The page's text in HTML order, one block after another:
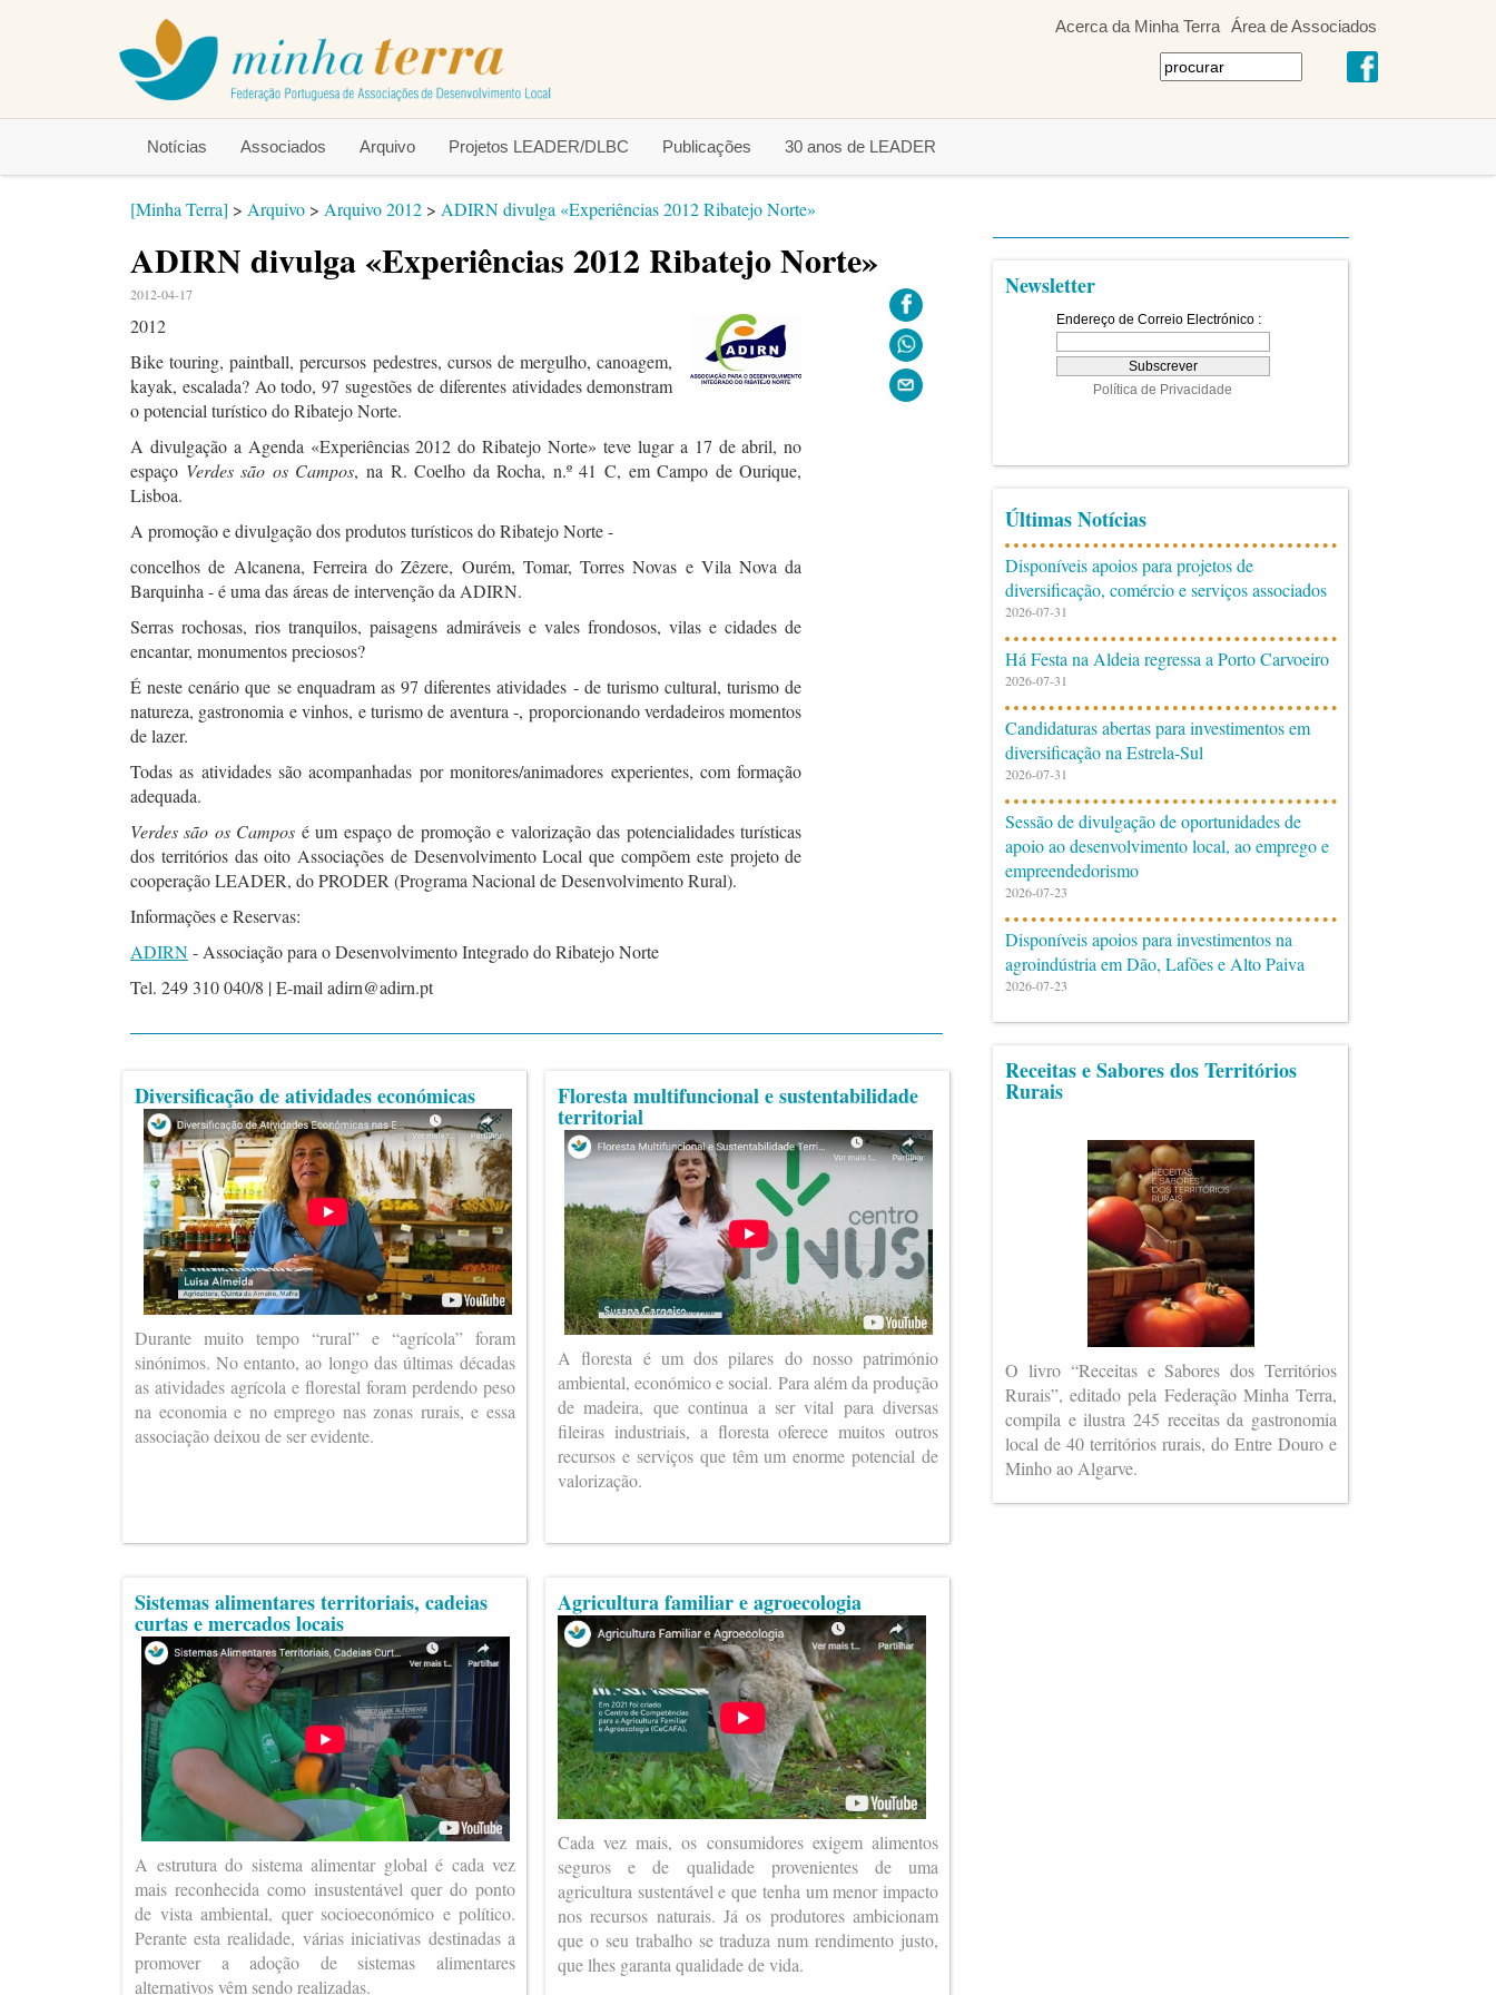
Acerca da Minha Terra Área de Associados
Notícias Associados Arquivo Projetos LEADER/DLBC Publicações 30 anos de LEADER
[Minha Terra] > Arquivo > Arquivo 2012 > ADIRN divulga «Experiências 2012 Ribatejo Norte»
ADIRN divulga «Experiências 2012 Ribatejo Norte»
2012-04-17
2012
Bike touring, paintball, percursos pedestres, cursos de mergulho, canoagem,
kayak, escalada? Ao todo, 97 sugestões de diferentes atividades demonstram
o potencial turístico do Ribatejo Norte.
A divulgação a Agenda «Experiências 2012 do Ribatejo Norte» teve lugar a 17 de abril, no
espaço Verdes são os Campos, na R. Coelho da Rocha, n.º 41 C, em Campo de Ourique,
Lisboa.
A promoção e divulgação dos produtos turísticos do Ribatejo Norte -
concelhos de Alcanena, Ferreira do Zêzere, Ourém, Tomar, Torres Novas e Vila Nova da
Barquinha - é uma das áreas de intervenção da ADIRN.
Serras rochosas, rios tranquilos, paisagens admiráveis e vales frondosos, vilas e cidades de
encantar, monumentos preciosos?
É neste cenário que se enquadram as 97 diferentes atividades - de turismo cultural, turismo de
natureza, gastronomia e vinhos, e turismo de aventura -, proporcionando verdadeiros momentos
de lazer.
Todas as atividades são acompanhadas por monitores/animadores experientes, com formação
adequada.
Verdes são os Campos é um espaço de promoção e valorização das potencialidades turísticas
dos territórios das oito Associações de Desenvolvimento Local que compõem este projeto de
cooperação LEADER, do PRODER (Programa Nacional de Desenvolvimento Rural).
Informações e Reservas:
ADIRN- Associação para o Desenvolvimento Integrado do Ribatejo Norte
Tel. 249 310 040/8 | E-mail adirn@adirn.pt
Diversificação de atividades económicas
Durante muito tempo “rural” e “agrícola” foram
sinónimos. No entanto, ao longo das últimas décadas
as atividades agrícola e florestal foram perdendo peso
na economia e no emprego nas zonas rurais, e essa
associação deixou de ser evidente.
Sistemas alimentares territoriais, cadeias
curtas e mercados locais
A estrutura do sistema alimentar global é cada vez
mais reconhecida como insustentável quer do ponto
de vista ambiental, quer socioeconómico e político.
Perante esta realidade, várias iniciativas destinadas a
promover a adoção de sistemas alimentares
alternativos vêm sendo realizadas.
Floresta multifuncional e sustentabilidade
territorial
A floresta é um dos pilares do nosso património
ambiental, económico e social. Para além da produção
de madeira, que continua a ser vital para diversas
fileiras industriais, a floresta oferece muitos outros
recursos e serviços que têm um enorme potencial de
valorização.
Agricultura familiar e agroecologia
Cada vez mais, os consumidores exigem alimentos
seguros e de qualidade provenientes de uma
agricultura sustentável e que tenha um menor impacto
nos recursos naturais. Já os produtores ambicionam
que o seu trabalho se traduza num rendimento justo,
que lhes garanta qualidade de vida.
Newsletter
Últimas Notícias
Disponíveis apoios para projetos de
diversificação, comércio e serviços associados
2026-07-31
Há Festa na Aldeia regressa a Porto Carvoeiro
2026-07-31
Candidaturas abertas para investimentos em
diversificação na Estrela-Sul
2026-07-31
Sessão de divulgação de oportunidades de
apoio ao desenvolvimento local, ao emprego e
empreendedorismo
2026-07-23
Disponíveis apoios para investimentos na
agroindústria em Dão, Lafões e Alto Paiva
2026-07-23
Receitas e Sabores dos Territórios
Rurais
O livro “Receitas e Sabores dos Territórios
Rurais”, editado pela Federação Minha Terra,
compila e ilustra 245 receitas da gastronomia
local de 40 territórios rurais, do Entre Douro e
Minho ao Algarve.